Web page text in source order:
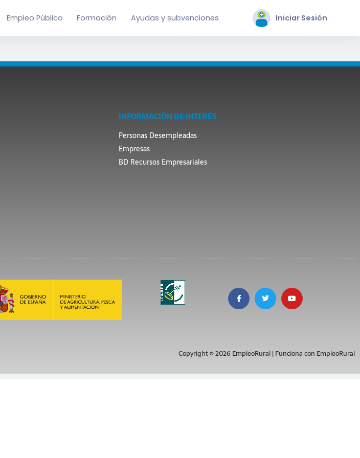
Empleo Público Formación Ayudas y subvenciones Iniciar Sesión
INFORMACIÓN DE INTERÉS
Personas Desempleadas
Empresas
BD Recursos Empresariales
Copyright © 2026 EmpleoRural | Funciona con EmpleoRural